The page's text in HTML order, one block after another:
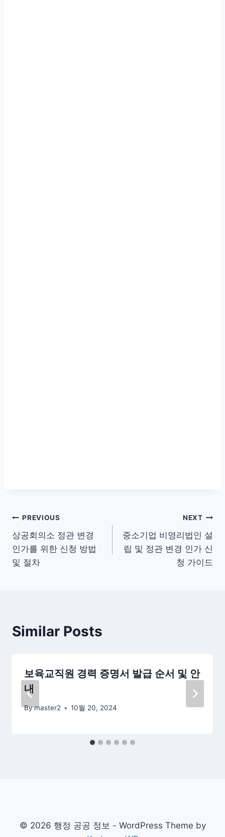
글
탐
색
PREVIOUS
상공회의소 정관 변경
인가를 위한 신청 방법
및 절차
NEXT
중소기업 비영리법인 설
립 및 정관 변경 인가 신
청 가이드
Similar Posts
보육교직원 경력 증명서 발급 순서 및 안
내
Bymaster2 10월 20, 2024
© 2026 행정 공공 정보 - WordPress Theme by